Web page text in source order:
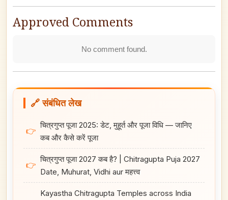
Approved Comments
No comment found.
🔗 संबंधित लेख
👉
चित्रगुप्त पूजा 2025: डेट, मुहूर्त और पूजा विधि — जानिए
कब और कैसे करें पूजा
👉
चित्रगुप्त पूजा 2027 कब है? | Chitragupta Puja 2027
Date, Muhurat, Vidhi aur महत्त्व
Kayastha Chitragupta Temples across India